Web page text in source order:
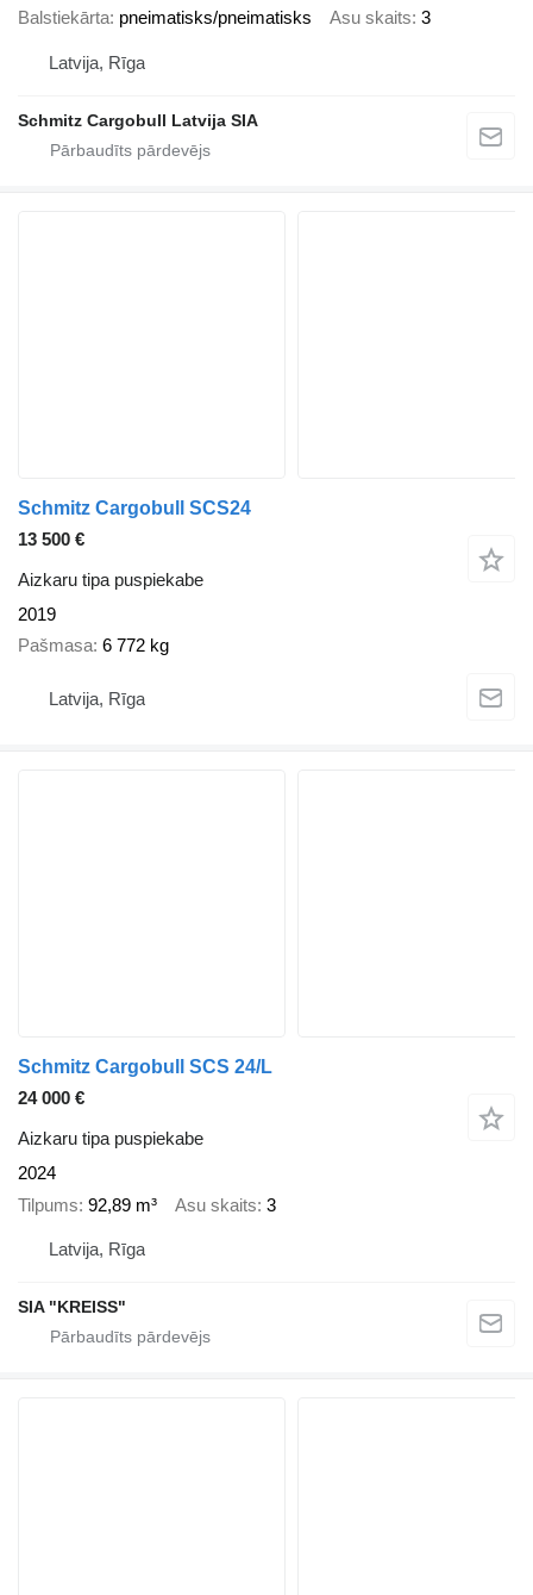
Balstiekārta pneimatisks/pneimatisks Asu skaits 3
Latvija, Rīga
Schmitz Cargobull Latvija SIA
Schmitz Cargobull SCS24
13 500 €
Aizkaru tipa puspiekabe
2019
Pašmasa 6 772 kg
Latvija, Rīga
Schmitz Cargobull SCS 24/L
24 000 €
Aizkaru tipa puspiekabe
2024
Tilpums 92,89 m³ Asu skaits 3
Latvija, Rīga
SIA "KREISS"